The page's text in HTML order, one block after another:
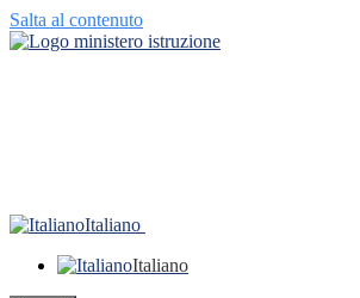
Salta al contenuto
Italiano
Italiano